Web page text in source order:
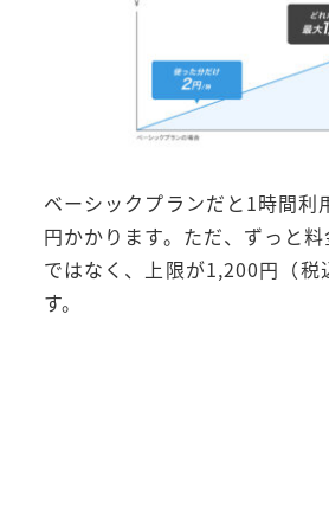
ベーシックプランだと1時間利
円かかります。ただ、ずっと
ではなく、上限が1,200円（税
す。